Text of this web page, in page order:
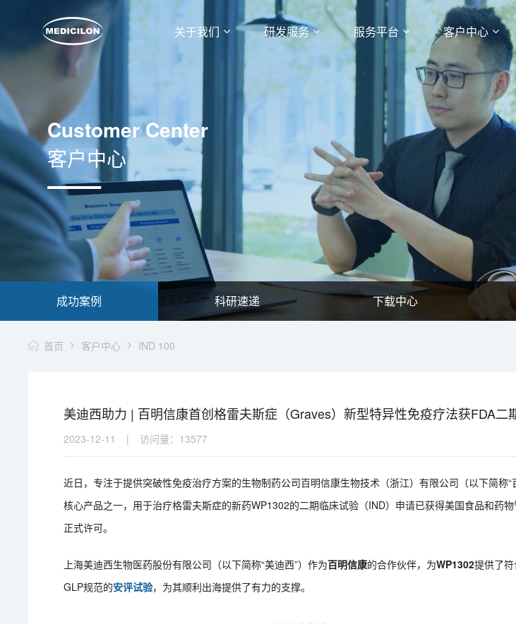
关于我们 研发服务 服务平台 客户中心
Customer Center
客户中心
成功案例 科研速递 下载中心
首页 客户中心 IND 100
美迪西助力 | 百明信康首创格雷夫斯症（Graves）新型特异性免疫疗法获FDA二
2023-12-11 | 访问量： 13577
近日，专注于提供突破性免疫治疗方案的生物制药公司百明信康生物技术（浙江）有限公司（以下简称“
核心产品之一，用于治疗格雷夫斯症的新药WP1302的二期临床试验（IND）申请已获得美国食品和药
正式许可。
上海美迪西生物医药股份有限公司（以下简称“美迪西”）作为百明信康的合作伙伴，为WP1302提供了
GLP规范的安评试验，为其顺利出海提供了有力的支撑。